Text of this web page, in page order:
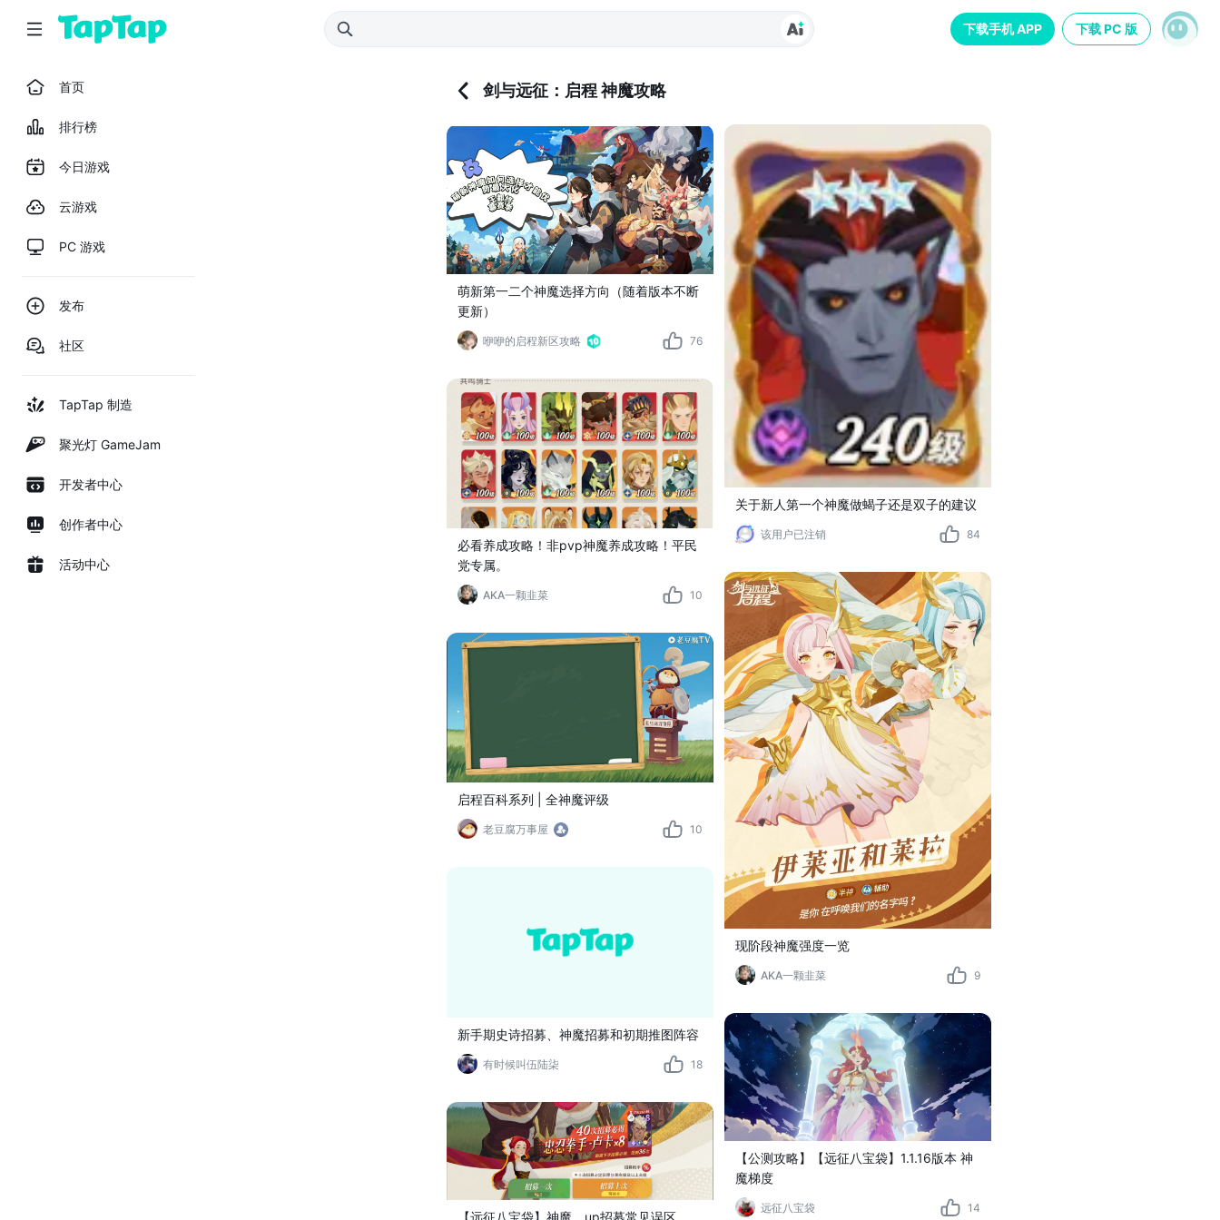
下载手机 APP 下载 PC 版
首页
排行榜
今日游戏
云游戏
PC 游戏
发布
社区
TapTap 制造
聚光灯 GameJam
开发者中心
创作者中心
活动中心
剑与远征：启程 神魔攻略
萌新第一二个神魔选择方向（随着版本不断
更新）
咿咿的启程新区攻略 76
必看养成攻略！非pvp神魔养成攻略！平民
党专属。
AKA一颗韭菜 10
启程百科系列 | 全神魔评级
老豆腐万事屋 10
新手期史诗招募、神魔招募和初期推图阵容
有时候叫伍陆柒 18
【远征八宝袋】神魔、up招募常见误区
关于新人第一个神魔做蝎子还是双子的建议
该用户已注销 84
现阶段神魔强度一览
AKA一颗韭菜 9
【公测攻略】【远征八宝袋】1.1.16版本 神
魔梯度
远征八宝袋 14